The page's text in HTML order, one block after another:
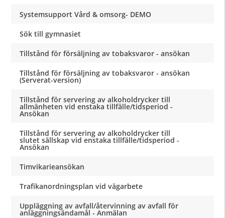
Systemsupport Vård & omsorg- DEMO
Sök till gymnasiet
Tillstånd för försäljning av tobaksvaror - ansökan
Tillstånd för försäljning av tobaksvaror - ansökan
(Serverat-version)
Tillstånd för servering av alkoholdrycker till
allmänheten vid enstaka tillfälle/tidsperiod -
Ansökan
Tillstånd för servering av alkoholdrycker till
slutet sällskap vid enstaka tillfälle/tidsperiod -
Ansökan
Timvikarieansökan
Trafikanordningsplan vid vägarbete
Uppläggning av avfall/återvinning av avfall för
anläggningsändamål - Anmälan